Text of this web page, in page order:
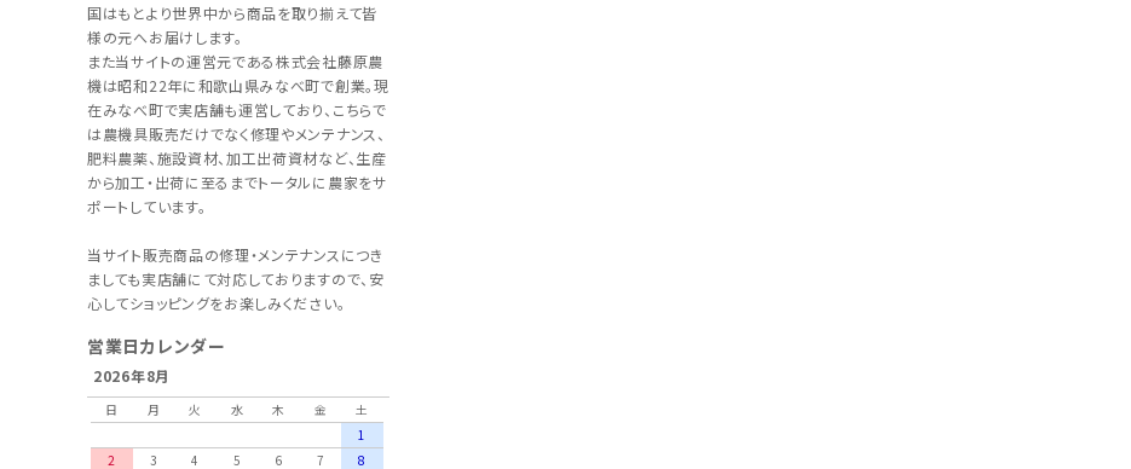
国はもとより世界中から商品を取り揃えて皆
様の元へお届けします。
また当サイトの運営元である株式会社藤原農
機は昭和22年に和歌山県みなべ町で創業。現
在みなべ町で実店舗も運営しており、こちらで
は農機具販売だけでなく修理やメンテナンス、
肥料農薬、施設資材、加工出荷資材など、生産
から加工・出荷に至るまでトータルに農家をサ
ポートしています。
当サイト販売商品の修理・メンテナンスにつき
ましても実店舗にて対応しておりますので、安
心してショッピングをお楽しみください。
営業日カレンダー
2026年8月
日 月 火 水 木 金
土
1
2
3 4 5 6 7 8